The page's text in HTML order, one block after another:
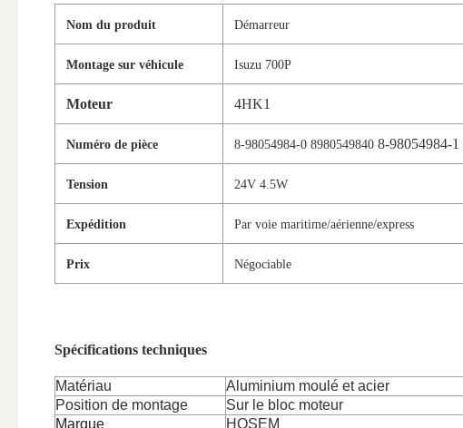
Nom du produit Démarreur
Montage sur véhicule Isuzu 700P
Moteur 4HK1
Numéro de pièce 8-98054984-0 8980549840 8-98054984-1
Tension 24V 4.5W
Expédition Par voie maritime/aérienne/express
Prix Négociable
Spécifications techniques
Matériau
Aluminium moulé et acier
Position de montage
Sur le bloc moteur
Marque
HOSEM